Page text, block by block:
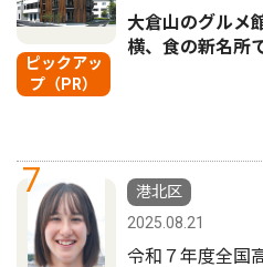
ピックアッ
プ（PR）
大倉山のグルメ
横、食の新名所
7
港北区
2025.08.21
令和７年度全国